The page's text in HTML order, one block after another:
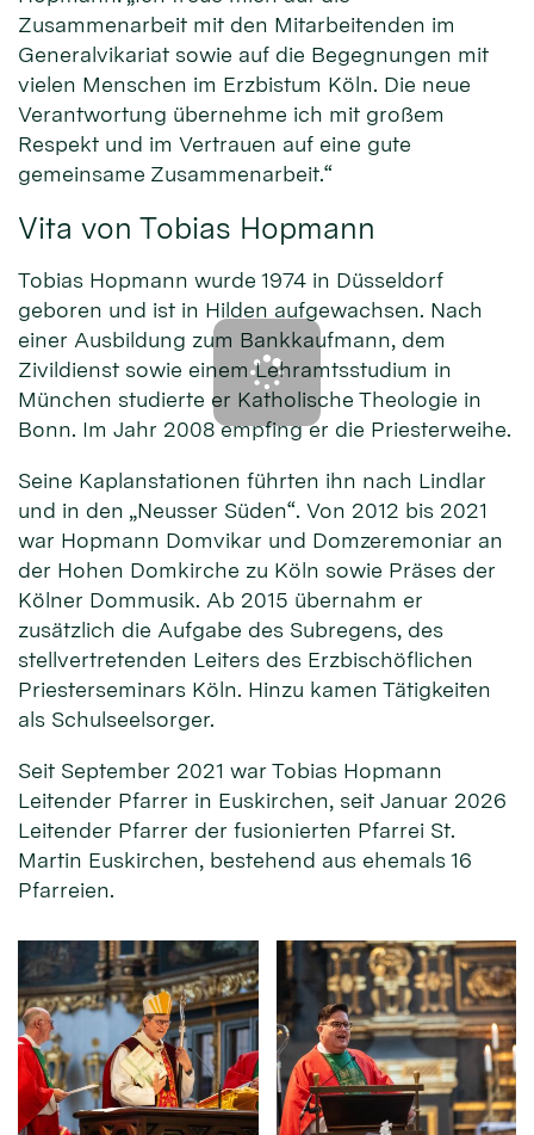
Zusammenarbeit mit den Mitarbeitenden im
Generalvikariat sowie auf die Begegnungen mit
vielen Menschen im Erzbistum Köln. Die neue
Verantwortung übernehme ich mit großem
Respekt und im Vertrauen auf eine gute
gemeinsame Zusammenarbeit.“
Vita von Tobias Hopmann
Tobias Hopmann wurde 1974 in Düsseldorf
geboren und ist in Hilden aufgewachsen. Nach
einer Ausbildung zum Bankkaufmann, dem
Zivildienst sowie einem Lehramtsstudium in
München studierte er Katholische Theologie in
Bonn. Im Jahr 2008 empfing er die Priesterweihe.
Seine Kaplanstationen führten ihn nach Lindlar
und in den „Neusser Süden“. Von 2012 bis 2021
war Hopmann Domvikar und Domzeremoniar an
der Hohen Domkirche zu Köln sowie Präses der
Kölner Dommusik. Ab 2015 übernahm er
zusätzlich die Aufgabe des Subregens, des
stellvertretenden Leiters des Erzbischöflichen
Priesterseminars Köln. Hinzu kamen Tätigkeiten
als Schulseelsorger.
Seit September 2021 war Tobias Hopmann
Leitender Pfarrer in Euskirchen, seit Januar 2026
Leitender Pfarrer der fusionierten Pfarrei St.
Martin Euskirchen, bestehend aus ehemals 16
Pfarreien.